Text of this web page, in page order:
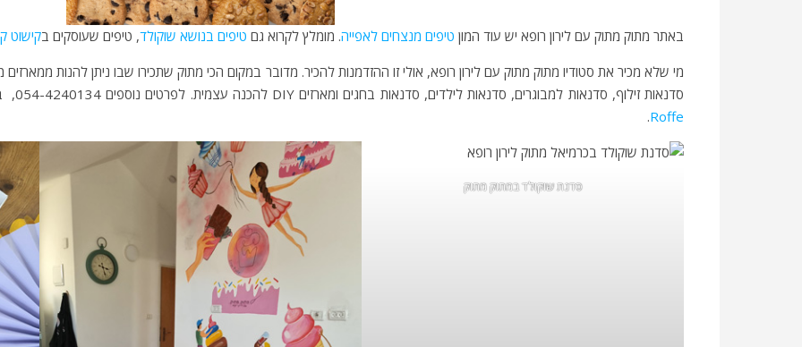
באתר מתוק מתוק עם לירון רופא יש עוד המון טיפים מנצחים לאפייה. מומלץ לקרוא גם טיפים בנושא שוקולד, טיפים שעוסקים בקישוט
מי שלא מכיר את סטודיו מתוק מתוק עם לירון רופא, אולי זו ההזדמנות להכיר. מדובר במקום הכי מתוק שתכירו שבו ניתן להנות
סדנאות זילוף, סדנאות למבוגרים, סדנאות לילדים, סדנאות בחגים ומארזים DIY להכנה עצמית. לפרטים נוספים 054-4240134, ב
Roffe
.
סדנת שוקולד במתוק מתוק